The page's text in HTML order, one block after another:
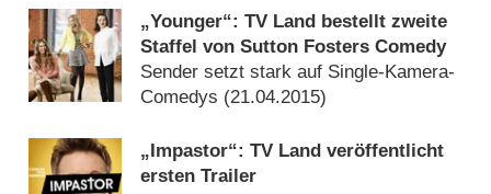
„Younger“: TV Land bestellt zweite
Staffel von Sutton Fosters Comedy
Sender setzt stark auf Single-Kamera-
Comedys (21.04.2015)
„Impastor“: TV Land veröffentlicht
ersten Trailer